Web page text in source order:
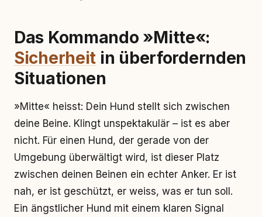
Das Kommando »Mitte«:
Sicherheit in überfordernden
Situationen
»Mitte« heisst: Dein Hund stellt sich zwischen
deine Beine. Klingt unspektakulär – ist es aber
nicht. Für einen Hund, der gerade von der
Umgebung überwältigt wird, ist dieser Platz
zwischen deinen Beinen ein echter Anker. Er ist
nah, er ist geschützt, er weiss, was er tun soll.
Ein ängstlicher Hund mit einem klaren Signal